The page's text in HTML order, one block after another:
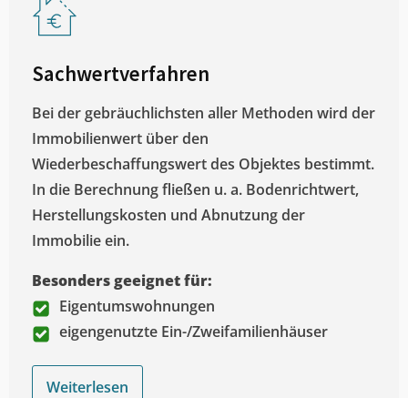
Sachwertverfahren
Bei der gebräuchlichsten aller Methoden wird der
Immobilienwert über den
Wiederbeschaffungswert des Objektes bestimmt.
In die Berechnung fließen u. a. Bodenrichtwert,
Herstellungskosten und Abnutzung der
Immobilie ein.
Besonders geeignet für:
Eigentumswohnungen
eigengenutzte Ein-/Zweifamilienhäuser
Weiterlesen